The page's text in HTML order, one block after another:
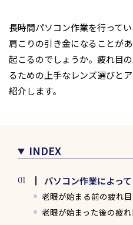
長時間パソコン作業を行って
肩こりの引き金になることが
起こるのでしょうか。疲れ目
るための上手なレンズ選びと
紹介します。
INDEX
パソコン作業によっ
老眼が始まる前の疲れ目
老眼が始まった後の疲れ